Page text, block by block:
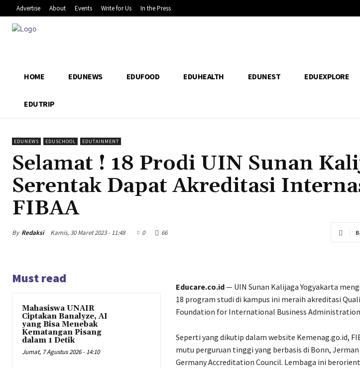
Advertise About Events Write for Us In the Press
HOME EDUNEWS EDUFOOD EDUHEALTH EDUNEST EDUEXPLORE
EDUTRIP
EDUNEWS EDUSCHOOL EDUTAINMENT
Selamat ! 18 Prodi UIN Sunan
Serentak Dapat Akreditasi
FIBAA
By Redaksi Kamis, 30 Maret 2023 - 11:48 0 66
Must read
Mahasiswa UNAIR
Ciptakan Banalyze, AI
yang Bisa Menebak
Kematangan Pisang
dalam 1 Detik
Jumat, 7 Agustus 2026 - 14:10
Educare.co.id— UIN Sunan Kalijaga Yogyakarta
18 program studi di kampus ini meraih akreditasi
Foundation for International Business
Seperti yang dikutip dalam website Kemenag.go.id,
mutu perguruan tinggi yang berbasis di Bonn,
Germany Accreditation Council. Lembaga ini